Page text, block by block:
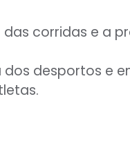
corridas e a
dos desportos e